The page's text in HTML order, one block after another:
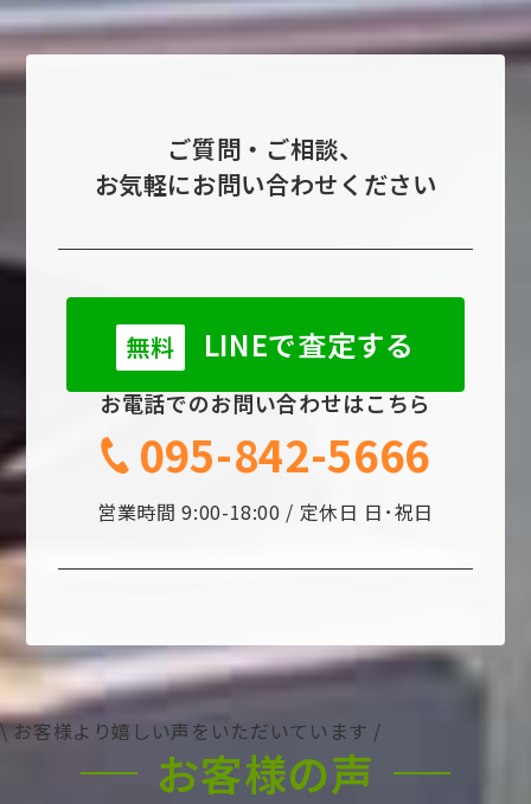
ご質問・ご相談、
お気軽にお問い合わせください
無料 LINEで査定する
お電話でのお問い合わせはこちら
095-842-5666
営業時間 9:00-18:00 / 定休日 日･祝日
\ お客様より嬉しい声をいただいています /
お客様の声